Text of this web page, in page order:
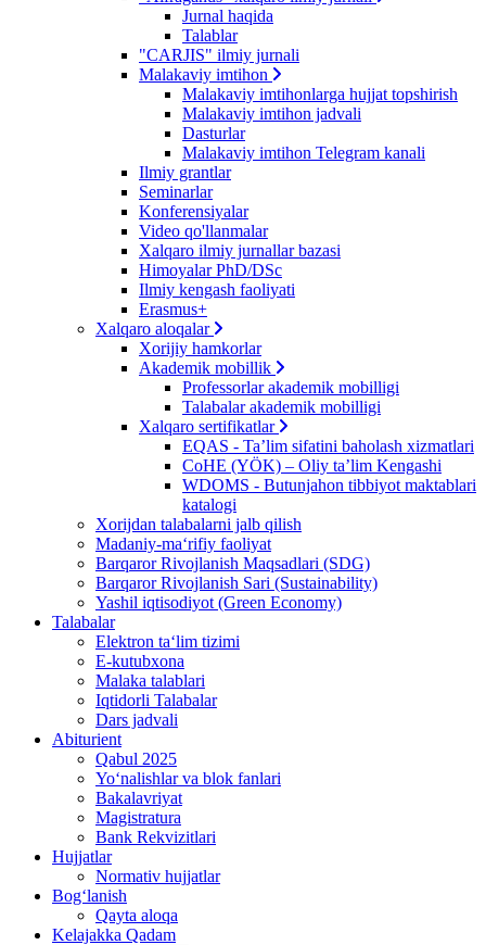
Jurnal haqida
Talablar
"CARJIS" ilmiy jurnali
Malakaviy imtihon
Malakaviy imtihonlarga hujjat topshirish
Malakaviy imtihon jadvali
Dasturlar
Malakaviy imtihon Telegram kanali
Ilmiy grantlar
Seminarlar
Konferensiyalar
Video qo'llanmalar
Xalqaro ilmiy jurnallar bazasi
Himoyalar PhD/DSc
Ilmiy kengash faoliyati
Erasmus+
Xalqaro aloqalar
Xorijiy hamkorlar
Akademik mobillik
Professorlar akademik mobilligi
Talabalar akademik mobilligi
Xalqaro sertifikatlar
EQAS - Ta’lim sifatini baholash xizmatlari
CoHE (YÖK) – Oliy ta’lim Kengashi
WDOMS - Butunjahon tibbiyot maktablari
katalogi
Xorijdan talabalarni jalb qilish
Madaniy-ma‘rifiy faoliyat
Barqaror Rivojlanish Maqsadlari (SDG)
Barqaror Rivojlanish Sari (Sustainability)
Yashil iqtisodiyot (Green Economy)
Talabalar
Elektron ta‘lim tizimi
E-kutubxona
Malaka talablari
Iqtidorli Talabalar
Dars jadvali
Abiturient
Qabul 2025
Yo‘nalishlar va blok fanlari
Bakalavriyat
Magistratura
Bank Rekvizitlari
Hujjatlar
Normativ hujjatlar
Bog‘lanish
Qayta aloqa
Kelajakka Qadam